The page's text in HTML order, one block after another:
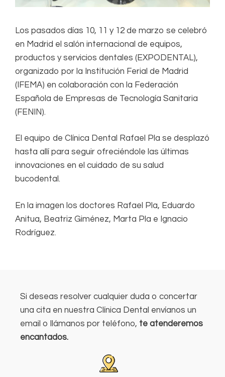
Los pasados días 10, 11 y 12 de marzo se celebró
en Madrid el salón internacional de equipos,
productos y servicios dentales (EXPODENTAL),
organizado por la Institución Ferial de Madrid
(IFEMA) en colaboración con la Federación
Española de Empresas de Tecnología Sanitaria
(FENIN).
El equipo de Clínica Dental Rafael Pla se desplazó
hasta allí para seguir ofreciéndole las últimas
innovaciones en el cuidado de su salud
bucodental.
En la imagen los doctores Rafael Pla, Eduardo
Anitua, Beatriz Giménez, Marta Pla e Ignacio
Rodríguez.
Si deseas resolver cualquier duda o concertar
una cita en nuestra Clínica Dental envíanos un
email o llámanos por teléfono, te atenderemos
encantados.